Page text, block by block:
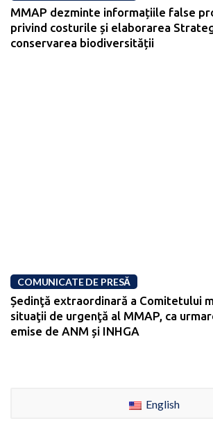
MMAP dezminte informațiile false
privind costurile și elaborarea
conservarea biodiversității
COMUNICATE DE PRESĂ
Ședinţă extraordinară a Comitetului
situaţii de urgenţă al MMAP, ca
emise de ANM și INHGA
English